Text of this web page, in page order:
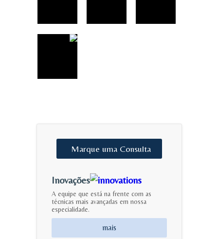
Marque uma Consulta
Inovações
A equipe que está na frente com as
técnicas mais avançadas em nossa
especialidade.
mais